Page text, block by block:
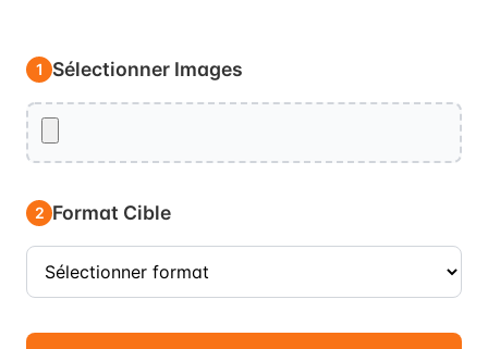
1 Sélectionner Images
2 Format Cible